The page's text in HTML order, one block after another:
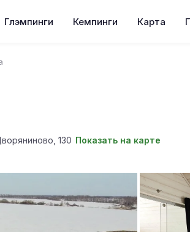
Глэмпинги Кемпинги Карта
130 Показать на карте